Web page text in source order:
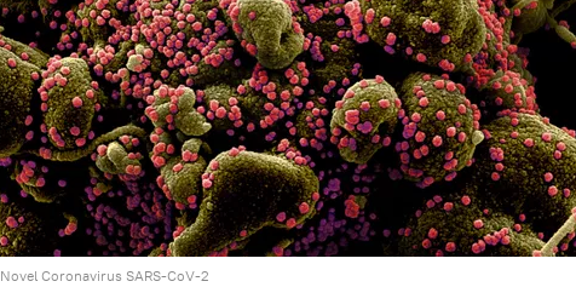
Novel Coronavirus SARS-CoV-2